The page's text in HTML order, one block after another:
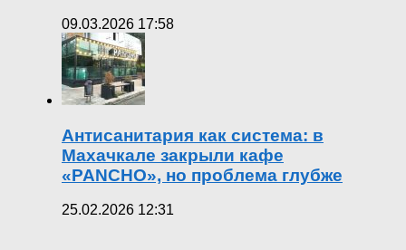
09.03.2026 17:58
Антисанитария как система: в
Махачкале закрыли кафе
«PANCHO», но проблема глубже
25.02.2026 12:31